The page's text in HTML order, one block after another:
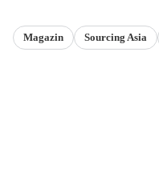
Magazin Sourcing Asia